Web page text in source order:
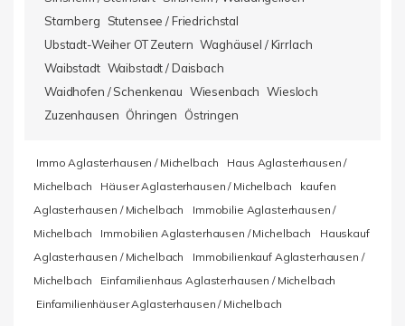
Starnberg
Stutensee / Friedrichstal
Ubstadt-Weiher OT Zeutern Waghäusel / Kirrlach
Waibstadt Waibstadt / Daisbach
Waidhofen / Schenkenau Wiesenbach Wiesloch
Zuzenhausen Öhringen Östringen
Immo Aglasterhausen / Michelbach
Haus Aglasterhausen /
Michelbach
Häuser Aglasterhausen / Michelbach
kaufen
Aglasterhausen / Michelbach
Immobilie Aglasterhausen /
Michelbach
Immobilien Aglasterhausen / Michelbach
Hauskauf
Aglasterhausen / Michelbach
Immobilienkauf Aglasterhausen /
Michelbach
Einfamilienhaus Aglasterhausen / Michelbach
Einfamilienhäuser Aglasterhausen / Michelbach